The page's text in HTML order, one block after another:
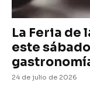
La Feria de
este
24 de julio de 2026